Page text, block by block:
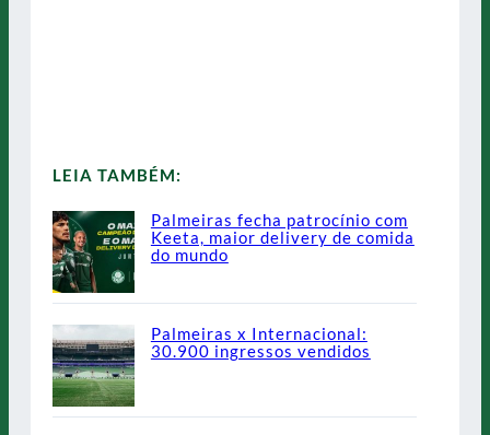
LEIA TAMBÉM:
Palmeiras fecha patrocínio com
Keeta, maior delivery de comida
do mundo
Palmeiras x Internacional:
30.900 ingressos vendidos